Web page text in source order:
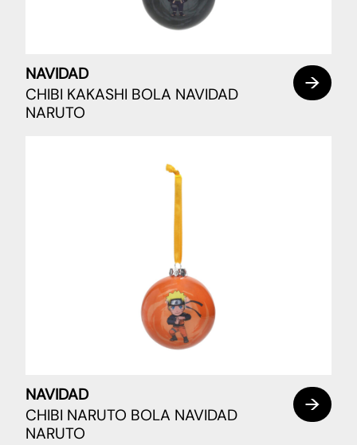
NAVIDAD
CHIBI KAKASHI BOLA NAVIDAD
NARUTO
NAVIDAD
CHIBI NARUTO BOLA NAVIDAD
NARUTO